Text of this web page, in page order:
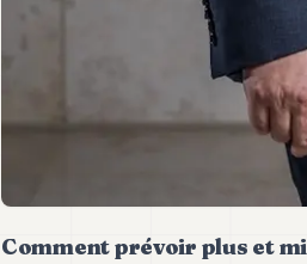
Comment prévoir plus et